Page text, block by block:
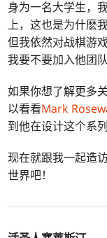
身为一名大学生，
上，这也是为什麽
但我依然对战棋游
我要不要加入他团
如果你想了解更多
以看看Mark
到他在设计这个系
现在就跟我一起造
世界吧！